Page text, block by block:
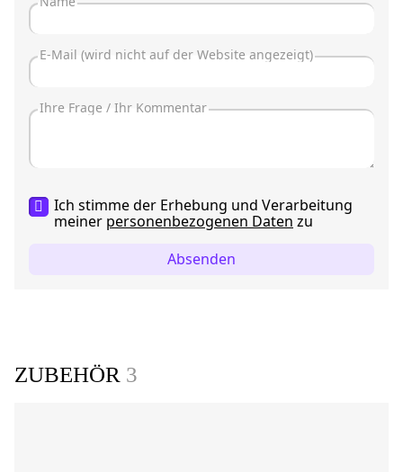
Ich stimme der Erhebung und Verarbeitung
meiner personenbezogenen Daten zu
Absenden
ZUBEHÖR 3